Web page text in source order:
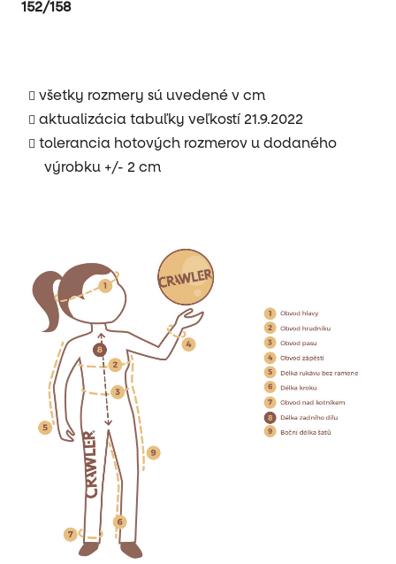
152/158
všetky rozmery sú uvedené v cm
aktualizácia tabuľky veľkostí 21.9.2022
tolerancia hotových rozmerov u dodaného
výrobku +/- 2 cm